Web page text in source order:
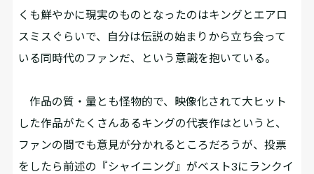
くも鮮やかに現実のものとなったのはキングとエアロ
スミスぐらいで、自分は伝説の始まりから立ち会って
いる同時代のファンだ、という意識を抱いている。
作品の質・量とも怪物的で、映像化されて大ヒット
した作品がたくさんあるキングの代表作はというと、
ファンの間でも意見が分かれるところだろうが、投票
をしたら前述の『シャイニング』がベスト3にランクイ